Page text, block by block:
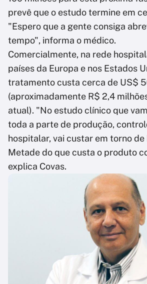
prevê que o estudo termine em
"Espero que a gente consiga
tempo", informa o médico.
Comercialmente, na rede
países da Europa e nos Estados
tratamento custa cerca de US$
(aproximadamente R$ 2,4
atual). "No estudo clínico que
toda a parte de produção,
hospitalar, vai custar em torno de
Metade do que custa o produto
explica Covas.